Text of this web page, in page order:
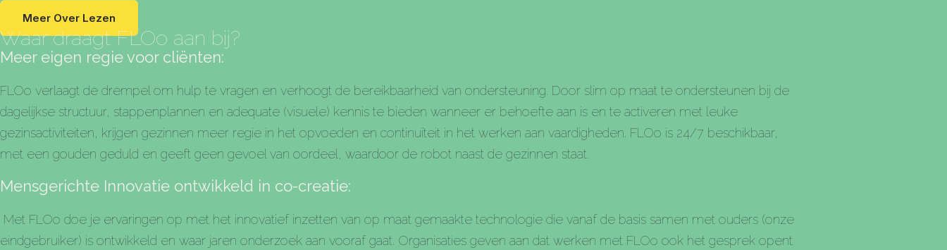
Meer Over Lezen
Waar draagt FLOo aan bij?
Meer eigen regie voor cliënten:
FLOo verlaagt de drempel om hulp te vragen en verhoogt de bereikbaarheid van ondersteuning. Door slim op maat te ondersteunen bij de
dagelijkse structuur, stappenplannen en adequate (visuele) kennis te bieden wanneer er behoefte aan is en te activeren met leuke
gezinsactiviteiten, krijgen gezinnen meer regie in het opvoeden en continuïteit in het werken aan vaardigheden. FLOo is 24/7 beschikbaar,
met een gouden geduld en geeft geen gevoel van oordeel, waardoor de robot naast de gezinnen staat.
Mensgerichte Innovatie ontwikkeld in co-creatie:
Met FLOo doe je ervaringen op met het innovatief inzetten van op maat gemaakte technologie die vanaf de basis samen met ouders (onze
eindgebruiker) is ontwikkeld en waar jaren onderzoek aan vooraf gaat. Organisaties geven aan dat werken met FLOo ook het gesprek opent